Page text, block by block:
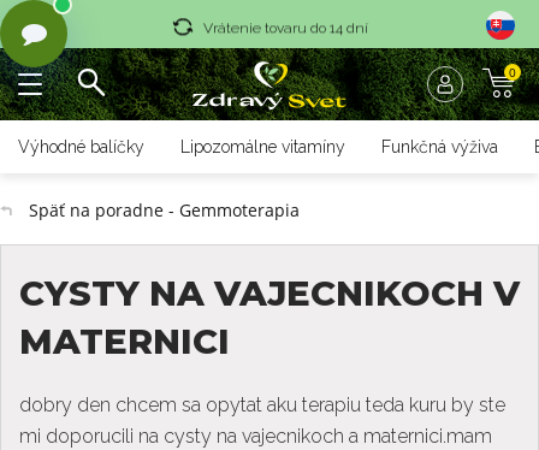
Vrátenie tovaru do 14 dní
Rýchle dodanie <36 hod 0
Výhodné balíčky Lipozomálne vitamíny Funkčná výživa
Späť na poradne - Gemmoterapia
CYSTY NA VAJECNIKOCH V
MATERNICI
dobry den chcem sa opytat aku terapiu teda kuru by ste
mi doporucili na cysty na vajecnikoch a maternici.mam